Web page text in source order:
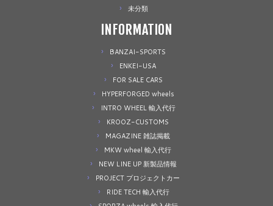
未分類
INFORMATION
BANZAI-SPORTS
ENKEI-USA
FOR SALE CARS
HYPERFORGED wheels
INTRO WHEEL 輸入代行
KROOZ-CUSTOMS
MAGAZINE 雑誌掲載
MKW wheel 輸入代行
NEW LINE UP 新製品情報
PROJECT プロジェクトカー
RIDE TECH 輸入代行